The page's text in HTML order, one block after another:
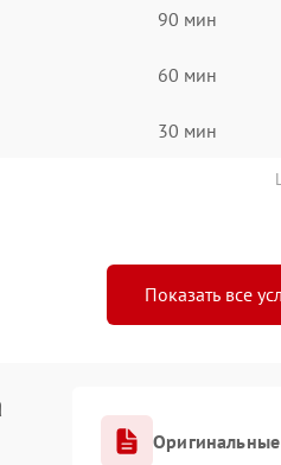
90 мин
60 мин
30 мин
Показать все